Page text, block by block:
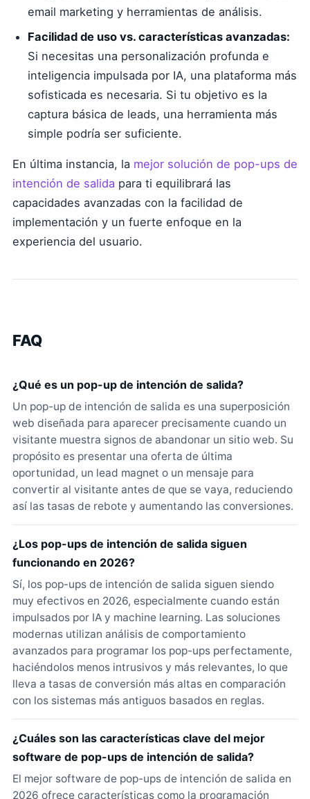
email marketing y herramientas de análisis.
Facilidad de uso vs. características avanzadas:
Si necesitas una personalización profunda e
inteligencia impulsada por IA, una plataforma más
sofisticada es necesaria. Si tu objetivo es la
captura básica de leads, una herramienta más
simple podría ser suficiente.
En última instancia, la mejor solución de pop-ups de
intención de salida para ti equilibrará las
capacidades avanzadas con la facilidad de
implementación y un fuerte enfoque en la
experiencia del usuario.
FAQ
¿Qué es un pop-up de intención de salida?
Un pop-up de intención de salida es una superposición
web diseñada para aparecer precisamente cuando un
visitante muestra signos de abandonar un sitio web. Su
propósito es presentar una oferta de última
oportunidad, un lead magnet o un mensaje para
convertir al visitante antes de que se vaya, reduciendo
así las tasas de rebote y aumentando las conversiones.
¿Los pop-ups de intención de salida siguen
funcionando en 2026?
Sí, los pop-ups de intención de salida siguen siendo
muy efectivos en 2026, especialmente cuando están
impulsados por IA y machine learning. Las soluciones
modernas utilizan análisis de comportamiento
avanzados para programar los pop-ups perfectamente,
haciéndolos menos intrusivos y más relevantes, lo que
lleva a tasas de conversión más altas en comparación
con los sistemas más antiguos basados en reglas.
¿Cuáles son las características clave del mejor
software de pop-ups de intención de salida?
El mejor software de pop-ups de intención de salida en
2026 ofrece características como la programación